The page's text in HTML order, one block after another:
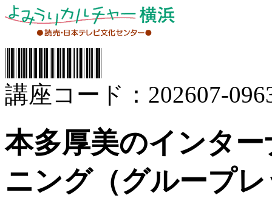
講座コード：202607-
本多厚美のインタ
ニング（グループ